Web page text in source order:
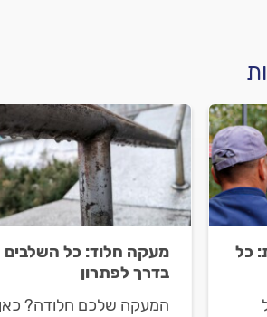
כל
מעקה חלוד: כל השלבים
בדרך לפתרון
המעקה שלכם חלודה? כאן